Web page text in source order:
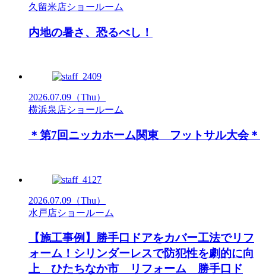
久留米店ショールーム
内地の暑さ、恐るべし！
2026.07.09 （Thu）
横浜泉店ショールーム
＊第7回ニッカホーム関東 フットサル大会＊
2026.07.09 （Thu）
水戸店ショールーム
【施工事例】勝手口ドアをカバー工法でリフ
ォーム！シリンダーレスで防犯性を劇的に向
上 ひたちなか市 リフォーム 勝手口ド